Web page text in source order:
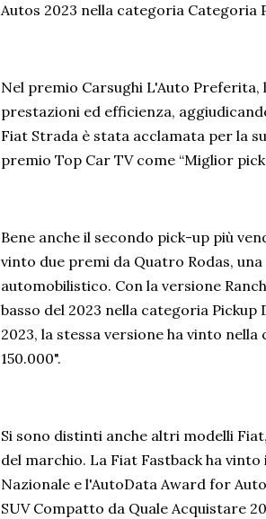
Autos 2023 nella categoria
Nel premio Carsughi L'Auto
prestazioni ed efficienza,
Fiat Strada è stata acclamata per la
premio Top Car TV come “Miglior
Bene anche il secondo pick-up più
vinto due premi da Quatro Rodas,
automobilistico. Con la versione
basso del 2023 nella categoria
2023, la stessa versione ha vinto
150.000".
Si sono distinti anche altri modelli
del marchio. La Fiat Fastback ha
Nazionale e l'AutoData Award for
SUV Compatto da Quale Acquistare